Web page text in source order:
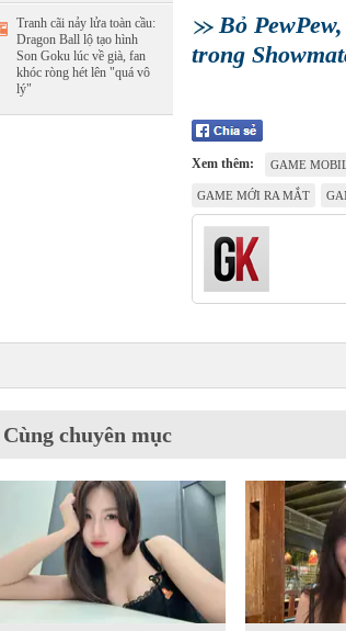
Tranh cãi nảy lửa toàn cầu:
Dragon Ball lộ tạo hình
Son Goku lúc về già, fan
khóc ròng hét lên "quá vô
lý"
Bỏ
trong
Xem thêm: GAME
GAME MỚI RA MẮT
Cùng chuyên mục